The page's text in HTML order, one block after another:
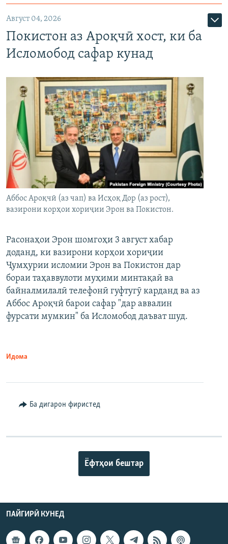
Август 04, 2026
Покистон аз Ароқчӣ хост, ки ба
Исломобод сафар кунад
Аббос Ароқчӣ (аз чап) ва Исҳоқ Дор (аз рост),
вазирони корҳои хориҷии Эрон ва Покистон.
Расонаҳои Эрон шомгоҳи 3 август хабар
доданд, ки вазирони корҳои хориҷии
Ҷумҳурии исломии Эрон ва Покистон дар
бораи таҳаввулоти муҳими минтақаӣ ва
байналмилалӣ телефонӣ гуфтугӯ карданд ва аз
Аббос Ароқчӣ барои сафар "дар аввалин
фурсати мумкин" ба Исломобод даъват шуд.
Идома
Ба дигарон фиристед
Ёфтҳои бештар
ПАЙГИРӢ КУНЕД